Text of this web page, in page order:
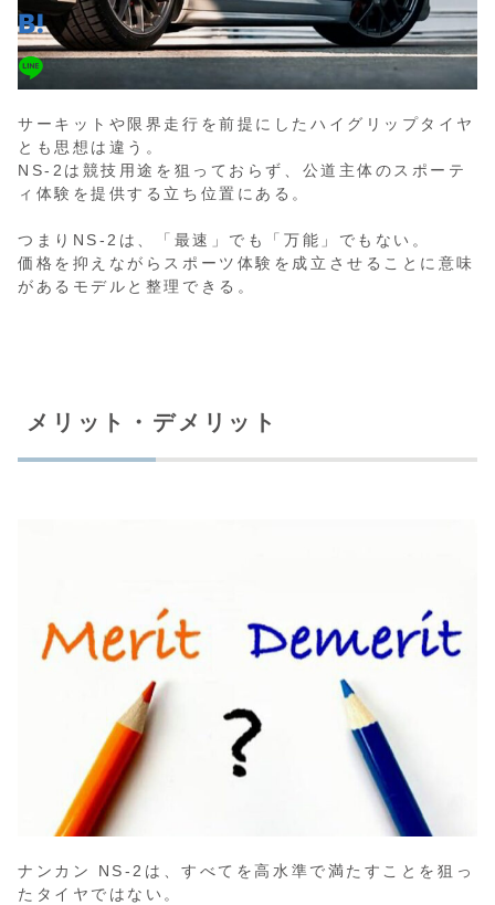
サーキットや限界走行を前提にしたハイグリップタイヤ
とも思想は違う。
NS-2は競技用途を狙っておらず、公道主体のスポーテ
ィ体験を提供する立ち位置にある。
つまりNS-2は、「最速」でも「万能」でもない。
価格を抑えながらスポーツ体験を成立させることに意味
があるモデルと整理できる。
メリット・デメリット
ナンカン NS-2は、すべてを高水準で満たすことを狙っ
たタイヤではない。